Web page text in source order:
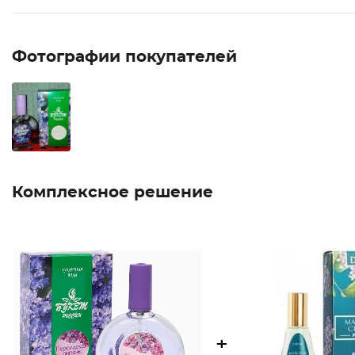
Фотографии покупателей
Комплексное решение
+